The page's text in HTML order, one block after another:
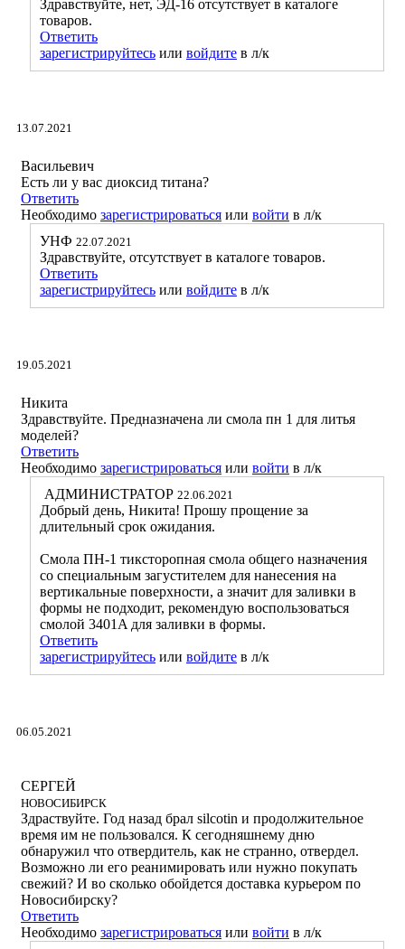
Здравствуйте, нет, ЭД-16 отсутствует в каталоге
товаров.
Ответить
зарегистрируйтесь или войдите в л/к
13.07.2021
Васильевич
Есть ли у вас диоксид титана?
Ответить
Необходимо зарегистрироваться или войти в л/к
УНФ 22.07.2021
Здравствуйте, отсутствует в каталоге товаров.
Ответить
зарегистрируйтесь или войдите в л/к
19.05.2021
Никита
Здравствуйте. Предназначена ли смола пн 1 для литья
моделей?
Ответить
Необходимо зарегистрироваться или войти в л/к
АДМИНИСТРАТОР 22.06.2021
Добрый день, Никита! Прошу прощение за
длительный срок ожидания.
Смола ПН-1 тиксторопная смола общего назначения
со специальным загустителем для нанесения на
вертикальные поверхности, а значит для заливки в
формы не подходит, рекомендую воспользоваться
смолой 3401A для заливки в формы.
Ответить
зарегистрируйтесь или войдите в л/к
06.05.2021
СЕРГЕЙ
НОВОСИБИРСК
Здраствуйте. Год назад брал silcotin и продолжительное
время им не пользовался. К сегодняшнему дню
обнаружил что отвердитель, как не странно, отвердел.
Возможно ли его реанимировать или нужно покупать
свежий? И во сколько обойдется доставка курьером по
Новосибирску?
Ответить
Необходимо зарегистрироваться или войти в л/к